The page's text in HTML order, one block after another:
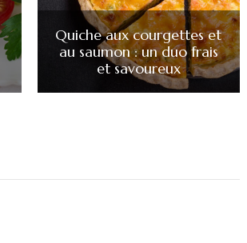
Quiche aux courgettes et
au saumon : un duo frais
et savoureux